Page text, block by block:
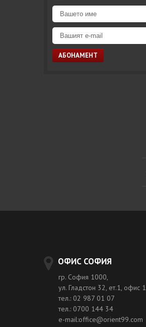
ОФИС СОФИЯ
гр. София 1000,
ул. Гладстон 32, ет.1, офис 1
тел.: 02 987 01 07
тел.: 0700 144 34
e-mail:office@orient99.com